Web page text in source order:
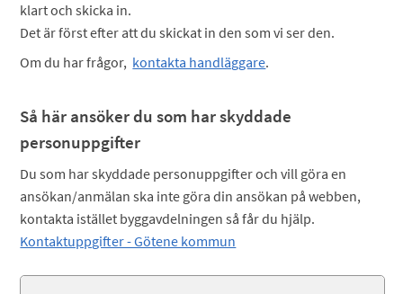
klart och skicka in.
Det är först efter att du skickat in den som vi ser den.
Om du har frågor, kontakta handläggare.
Så här ansöker du som har skyddade
personuppgifter
Du som har skyddade personuppgifter och vill göra en
ansökan/anmälan ska inte göra din ansökan på webben,
kontakta istället byggavdelningen så får du hjälp.
Kontaktuppgifter - Götene kommun